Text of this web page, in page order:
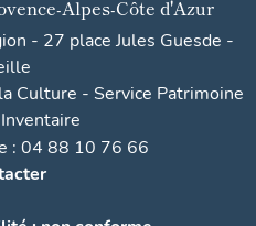
Alpes-Côte d'Azur
- 27 place Jules Guesde -
Culture - Service Patrimoine
: 04 88 10 76 66